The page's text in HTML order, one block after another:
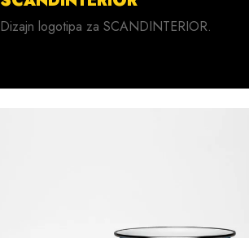
Dizajn logotipa za SCANDINTERIOR.